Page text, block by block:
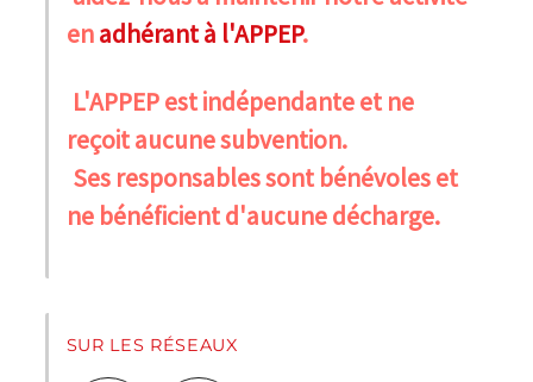
enadhérant à l'APPEP.
L'APPEP est indépendante et ne
reçoit aucune subvention.
Ses responsables sont bénévoles et
ne bénéficient d'aucune décharge.
SUR LES RÉSEAUX